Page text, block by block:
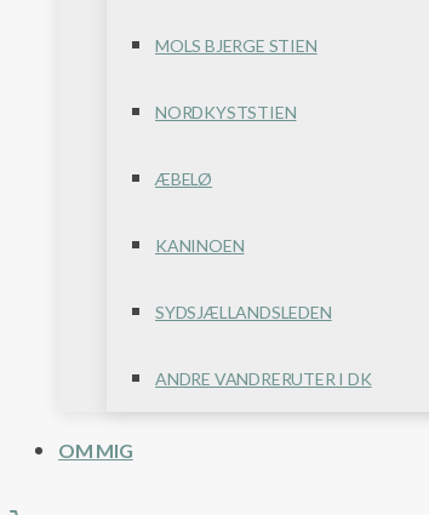
MOLS BJERGE STIEN
NORDKYSTSTIEN
ÆBELØ
KANINOEN
SYDSJÆLLANDSLEDEN
ANDRE VANDRERUTER I DK
OM MIG